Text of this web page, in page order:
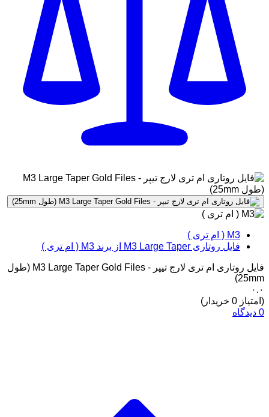
M3 ( ام تری )
فایل روتاری M3 Large Taper از برند M3 ( ام تری )
فایل روتاری ام تری لارج تیپر - M3 Large Taper Gold Files (طول
25mm)
۰.۰
(امتیاز 0 خریدار)
0 دیدگاه